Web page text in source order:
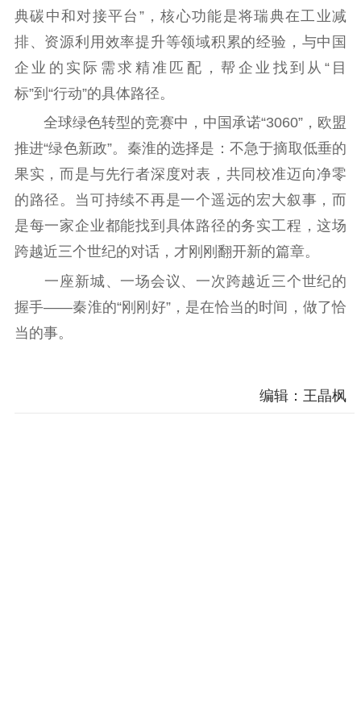
科研创新
服务管理平台
智库服务
管理平台
文艺创作
服务管理
文化产业
统计分析
数字出版
新闻发布工作备
服务
共建共享平台
习平台
责任编辑注册
业务申报系统
典碳中和对接平台”，核心功能是将瑞典在工业减
排、资源利用效率提升等领域积累的经验，与中国
企业的实际需求精准匹配，帮企业找到从“目
标”到“行动”的具体路径。
全球绿色转型的竞赛中，中国承诺“3060”，欧盟
推进“绿色新政”。秦淮的选择是：不急于摘取低垂的
果实，而是与先行者深度对表，共同校准迈向净零
的路径。当可持续不再是一个遥远的宏大叙事，而
是每一家企业都能找到具体路径的务实工程，这场
跨越近三个世纪的对话，才刚刚翻开新的篇章。
一座新城、一场会议、一次跨越近三个世纪的
握手——秦淮的“刚刚好”，是在恰当的时间，做了恰
当的事。
编辑：王晶枫